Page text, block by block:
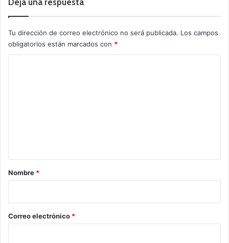
Tu dirección de correo electrónico no será publicada. Los campos
obligatorios están marcados con *
r
*
Nombre *
Correo electrónico *